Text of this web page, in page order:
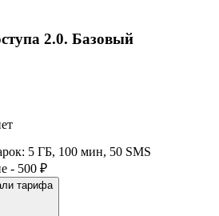
2.0. Базовый
: 5 ГБ, 100 мин, 50 SMS
- 500 ₽
тарифа